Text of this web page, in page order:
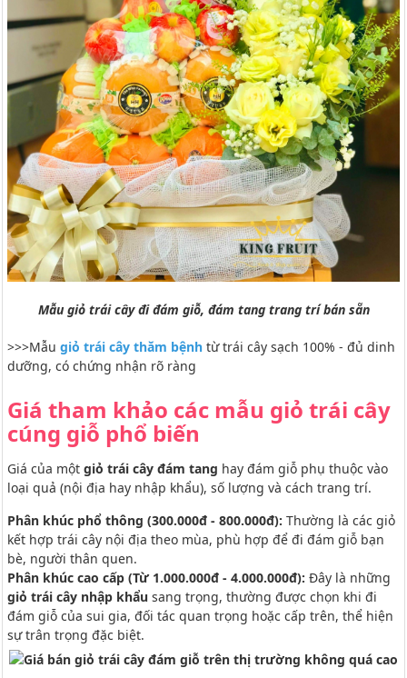
Mẫu giỏ trái cây đi đám giỗ, đám tang trang trí bán sẵn
>>>Mẫu giỏ trái cây thăm bệnh từ trái cây sạch 100% - đủ dinh
dưỡng, có chứng nhận rõ ràng
Giá tham khảo các mẫu giỏ trái cây
cúng giỗ phổ biến
Giá của một giỏ trái cây đám tang hay đám giỗ phụ thuộc vào
loại quả (nội địa hay nhập khẩu), số lượng và cách trang trí.
Phân khúc phổ thông (300.000đ - 800.000đ): Thường là các giỏ
kết hợp trái cây nội địa theo mùa, phù hợp để đi đám giỗ bạn
bè, người thân quen.
Phân khúc cao cấp (Từ 1.000.000đ - 4.000.000đ): Đây là những
giỏ trái cây nhập khẩu sang trọng, thường được chọn khi đi
đám giỗ của sui gia, đối tác quan trọng hoặc cấp trên, thể hiện
sự trân trọng đặc biệt.